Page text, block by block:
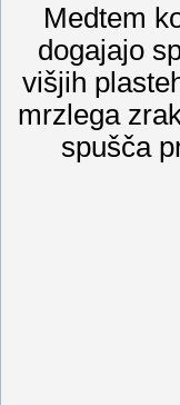
Medtem
dogajajo
višjih
mrzlega
spušča